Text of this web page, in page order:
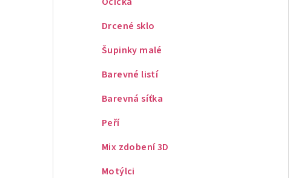
Drcené sklo
Šupinky malé
Barevné listí
Barevná síťka
Peří
Mix zdobení 3D
Motýlci